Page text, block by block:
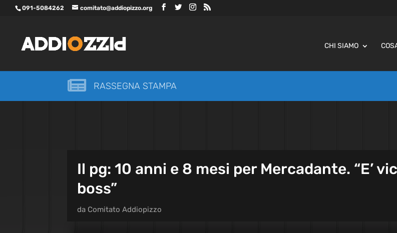
091-5084262 comitato@addiopizzo.org
CHI SIAMO
 RASSEGNA STAMPA
Il pg: 10 anni e 8 mesi per Mercadante. “E’
boss”
da Comitato Addiopizzo